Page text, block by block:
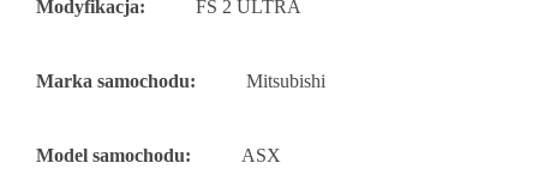
Modyfikacja: FS 2 ULTRA
Marka samochodu: Mitsubishi
Model samochodu: ASX